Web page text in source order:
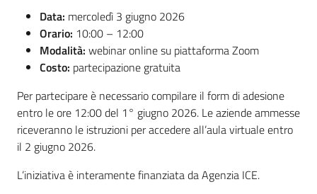
Data: mercoledì 3 giugno 2026
Orario: 10:00 – 12:00
Modalità: webinar online su piattaforma Zoom
Costo: partecipazione gratuita
Per partecipare è necessario compilare il form di adesione
entro le ore 12:00 del 1° giugno 2026. Le aziende ammesse
riceveranno le istruzioni per accedere all’aula virtuale entro
il 2 giugno 2026.
L’iniziativa è interamente finanziata da Agenzia ICE.